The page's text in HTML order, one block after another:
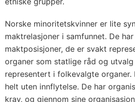
Norske minoritetskvinner er lite
maktrelasjoner i samfunnet. De
maktposisjoner, de er svakt
organer som statlige råd og
representert i folkevalgte organer.
helt uten innflytelse. De har
krav, og gjennom sine